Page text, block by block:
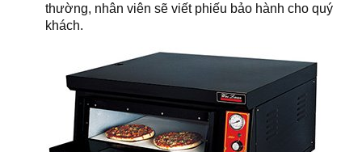
thường, nhân viên sẽ viết phiếu bảo hành cho quý
khách.